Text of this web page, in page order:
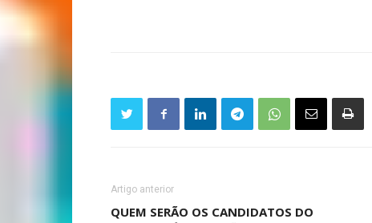
Artigo anterior
QUEM SERÃO OS CANDIDATOS DO